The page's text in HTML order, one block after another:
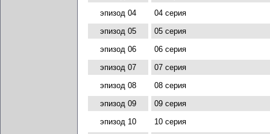
эпизод 04
04 серия
эпизод 05
05 серия
эпизод 06
06 серия
эпизод 07
07 серия
эпизод 08
08 серия
эпизод 09
09 серия
эпизод 10
10 серия